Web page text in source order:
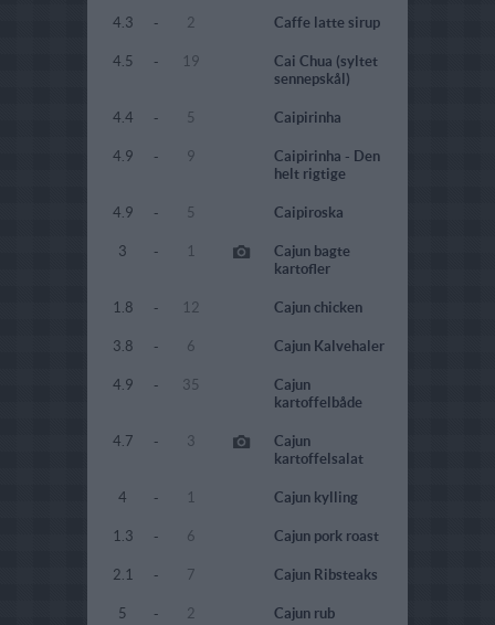
4.3 - 2 Caffe latte sirup
4.5 - 19
Cai Chua (syltet
sennepskål)
4.4 - 5 Caipirinha
4.9 - 9
Caipirinha - Den
helt rigtige
4.9 - 5 Caipiroska
3 - 1
Cajun bagte
kartofler
1.8 - 12 Cajun chicken
3.8 - 6 Cajun Kalvehaler
4.9 - 35
Cajun
kartoffelbåde
4.7 - 3
Cajun
kartoffelsalat
4 - 1 Cajun kylling
1.3 - 6 Cajun pork roast
2.1 - 7 Cajun Ribsteaks
5 - 2 Cajun rub